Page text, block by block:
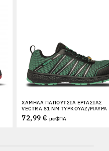
ΧΑΜΗΛΆ ΠΑΠΟΎΤΣΙΑ ΕΡΓΑΣΊΑΣ
VECTRA S1 NM ΤΥΡΚΟΥΆΖ/ΜΑΎΡΑ
72,99 € με ΦΠΑ